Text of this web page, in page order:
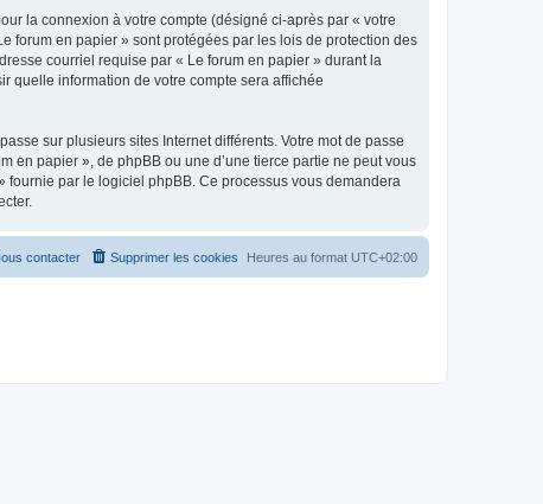
la connexion à votre compte (désigné ci-après par « votre
forum en papier » sont protégées par les lois de protection des
courriel requise par « Le forum en papier » durant la
quelle information de votre compte sera affichée
sur plusieurs sites Internet différents. Votre mot de passe
en papier », de phpBB ou une d’une tierce partie ne peut vous
fournie par le logiciel phpBB. Ce processus vous demandera
Heures au format UTC+02:00
Supprimer les cookies
contacter